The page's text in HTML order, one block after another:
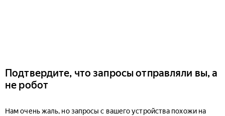
Подтвердите, что запросы отправляли вы, а
не робот
Нам очень жаль, но запросы с вашего устройства похожи на